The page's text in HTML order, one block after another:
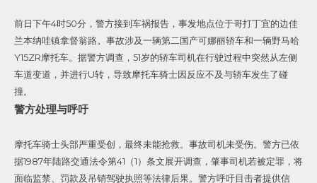
前日下午4时50分，警方接到车祸报告，事发地点位于哥打丁宜的边佳
兰本纳哇镇拿督翁路。事故涉及一辆第二国产可娜丽轿车和一辆野马哈
Y15ZR摩托车。据警方调查，51岁的轿车司机在行驶过程中突然从左侧
车道变道，并进行U转，导致摩托车骑士因反应不及与轿车发生了碰
撞。
警方处理与呼吁
摩托车骑士头部严重受创，最终未能抢救。事故司机未受伤。警方已依
据1987年陆路交通法令第41（1）条文展开调查，肇事司机若被定罪，将
面临监禁、罚款及吊销驾驶执照等法律后果。警方呼吁目击者提供信